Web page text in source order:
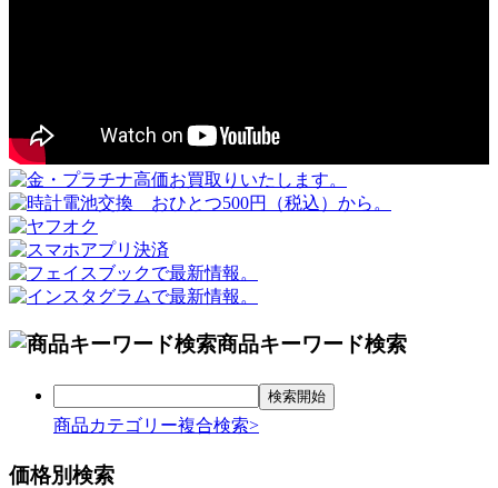
商品キーワード検索
商品カテゴリー複合検索>
価格別検索